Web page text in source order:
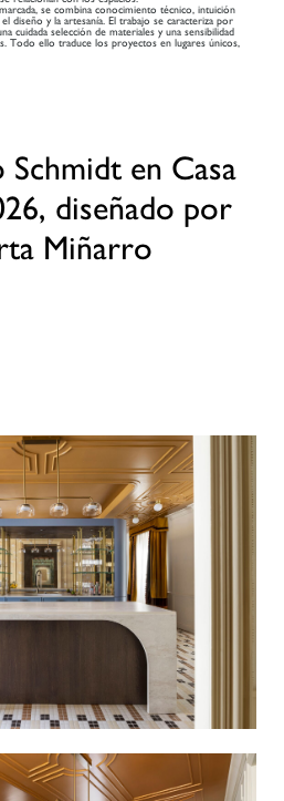
se combina conocimiento técnico, intuición
diseño y la artesanía. El trabajo se caracteriza por
cuidada selección de materiales y una sensibilidad
Todo ello traduce los proyectos en lugares únicos,
Schmidt en Casa
diseñado por
Miñarro